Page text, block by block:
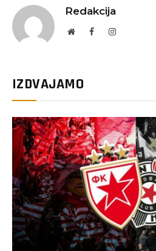
Redakcija
WebsiteFacebookInstagram
IZDVAJAMO